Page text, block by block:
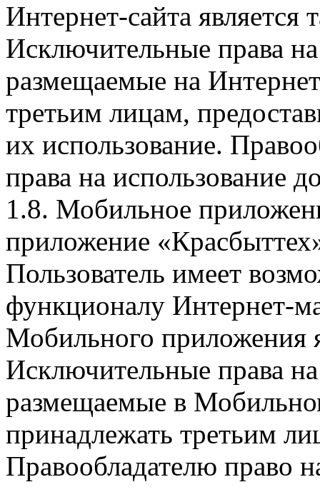
Интернет-сайта
Исключительные права
размещаемые на
третьим лицам,
их использование.
права на использование
1.8. Мобильное
приложение
Пользователь имеет
функционалу Интернет-
Мобильного приложения
Исключительные права
размещаемые в
принадлежать третьим
Правообладателю право